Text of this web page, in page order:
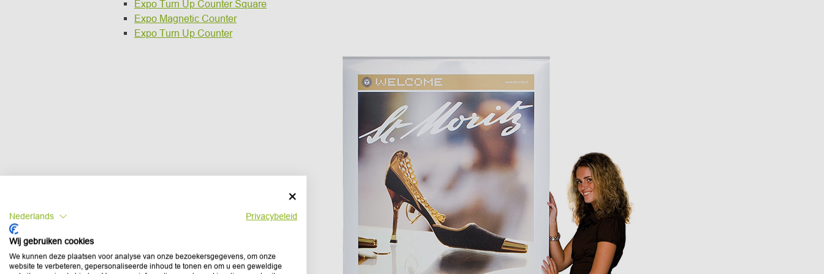
Expo Turn Up Counter Square
Expo Magnetic Counter
Expo Turn Up Counter
Nederlands Privacybeleid
Wij gebruiken cookies
We kunnen deze plaatsen voor analyse van onze bezoekersgegevens, om onze
website te verbeteren, gepersonaliseerde inhoud te tonen en om u een geweldige